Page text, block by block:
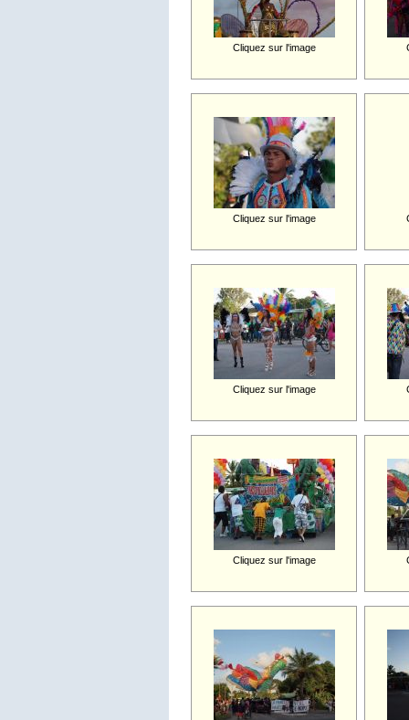
Cliquez sur l'image
Cliquez sur l'image
Cliquez sur l'image
Cliquez sur l'image